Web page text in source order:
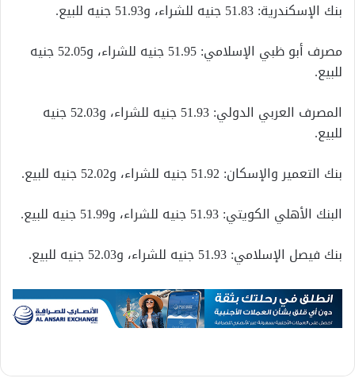
بنك الإسكندرية: 51.83 جنيه للشراء، و51.93 جنيه للبيع.
مصرف أبو ظبي الإسلامي: 51.95 جنيه للشراء، و52.05 جنيه
للبيع.
المصرف العربي الدولي: 51.93 جنيه للشراء، و52.03 جنيه
للبيع.
بنك التعمير والإسكان: 51.92 جنيه للشراء، و52.02 جنيه للبيع.
البنك الأهلي الكويتي: 51.93 جنيه للشراء، و51.99 جنيه للبيع.
بنك فيصل الإسلامي: 51.93 جنيه للشراء، و52.03 جنيه للبيع.